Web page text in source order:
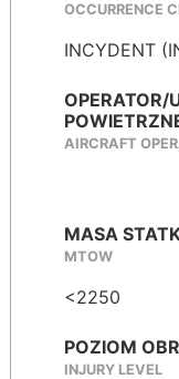
OCCURRENCE
INCYDENT
OPERATOR/
AIRCRAFT
MASA
MTOW
<2250
POZIOM
INJURY LEVEL